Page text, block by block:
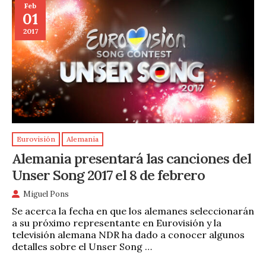
Feb
01
2017
Eurovisión Alemania
Alemania presentará las canciones del
Unser Song 2017 el 8 de febrero
Miguel Pons
Se acerca la fecha en que los alemanes seleccionarán
a su próximo representante en Eurovisión y la
televisión alemana NDR ha dado a conocer algunos
detalles sobre el Unser Song …